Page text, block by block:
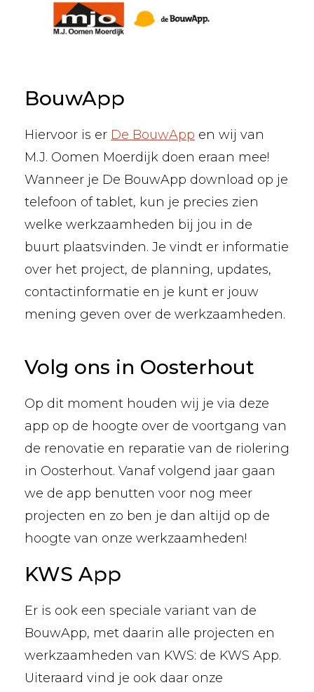
BouwApp
Hiervoor is er De BouwApp en wij van
M.J. Oomen Moerdijk doen eraan mee!
Wanneer je De BouwApp download op je
telefoon of tablet, kun je precies zien
welke werkzaamheden bij jou in de
buurt plaatsvinden. Je vindt er informatie
over het project, de planning, updates,
contactinformatie en je kunt er jouw
mening geven over de werkzaamheden.
Volg ons in Oosterhout
Op dit moment houden wij je via deze
app op de hoogte over de voortgang van
de renovatie en reparatie van de riolering
in Oosterhout. Vanaf volgend jaar gaan
we de app benutten voor nog meer
projecten en zo ben je dan altijd op de
hoogte van onze werkzaamheden!
KWS App
Er is ook een speciale variant van de
BouwApp, met daarin alle projecten en
werkzaamheden van KWS: de KWS App.
Uiteraard vind je ook daar onze